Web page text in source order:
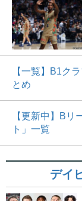
【一覧】B1ク
とめ
【更新中】Bリ
ト」一覧
デイ